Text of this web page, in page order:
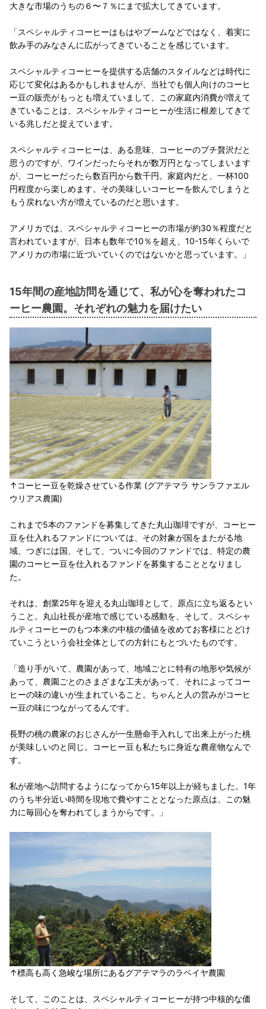
大きな市場のうちの６〜７％にまで拡大してきています。
「スペシャルティコーヒーはもはやブームなどではなく、着実に
飲み手のみなさんに広がってきていることを感じています。
スペシャルティコーヒーを提供する店舗のスタイルなどは時代に
応じて変化はあるかもしれませんが、当社でも個人向けのコーヒ
ー豆の販売がもっとも増えていまして、この家庭内消費が増えて
きていることは、スペシャルティコーヒーが生活に根差してきて
いる兆しだと捉えています。
スペシャルティコーヒーは、ある意味、コーヒーのプチ贅沢だと
思うのですが、ワインだったらそれが数万円となってしまいます
が、コーヒーだったら数百円から数千円。家庭内だと、一杯100
円程度から楽しめます。その美味しいコーヒーを飲んでしまうと
もう戻れない方が増えているのだと思います。
アメリカでは、スペシャルティコーヒーの市場が約30％程度だと
言われていますが、日本も数年で10％を超え、10-15年くらいで
アメリカの市場に近づいていくのではないかと思っています。」
15年間の産地訪問を通じて、私が心を奪われたコ
ーヒー農園。それぞれの魅力を届けたい
↑コーヒー豆を乾燥させている作業 (グアテマラ サンラファエル
ウリアス農園)
これまで5本のファンドを募集してきた丸山珈琲ですが、コーヒー
豆を仕入れるファンドについては、その対象が国をまたがる地
域、つぎには国、そして、ついに今回のファンドでは、特定の農
園のコーヒー豆を仕入れるファンドを募集することとなりまし
た。
それは、創業25年を迎える丸山珈琲として、原点に立ち返るとい
うこと。丸山社長が産地で感じている感動を、そして、スペシャ
ルティコーヒーのもつ本来の中核の価値を改めてお客様にとどけ
ていこうという会社全体としての方針にもとづいたものです。
「造り手がいて、農園があって、地域ごとに特有の地形や気候が
あって、農園ごとのさまざまな工夫があって、それによってコー
ヒーの味の違いが生まれていること。ちゃんと人の営みがコーヒ
ー豆の味につながってるんです。
長野の桃の農家のおじさんが一生懸命手入れして出来上がった桃
が美味しいのと同じ。コーヒー豆も私たちに身近な農産物なんで
す。
私が産地へ訪問するようになってから15年以上が経ちました。1年
のうち半分近い時間を現地で費やすこととなった原点は、この魅
力に毎回心を奪われてしまうからです。」
↑標高も高く急峻な場所にあるグアテマラのラベイヤ農園
そして、このことは、スペシャルティコーヒーが持つ中核的な価